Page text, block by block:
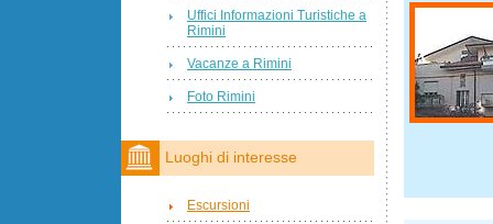
Uffici Informazioni Turistiche a
Rimini
Vacanze a Rimini
Foto Rimini
Luoghi di interesse
Escursioni